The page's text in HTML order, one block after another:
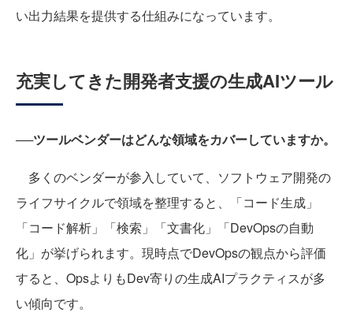
い出力結果を提供する仕組みになっています。
充実してきた開発者支援の生成AIツール
──ツールベンダーはどんな領域をカバーしていますか。
多くのベンダーが参入していて、ソフトウェア開発の
ライフサイクルで領域を整理すると、「コード生成」
「コード解析」「検索」「文書化」「DevOpsの自動
化」が挙げられます。現時点でDevOpsの観点から評価
すると、OpsよりもDev寄りの生成AIプラクティスが多
い傾向です。